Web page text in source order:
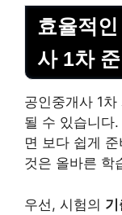
효율적
사 1차 준
공인중개사 1
될 수 있습니다
면 보다 쉽게
것은 올바른 학
우선, 시험의 기